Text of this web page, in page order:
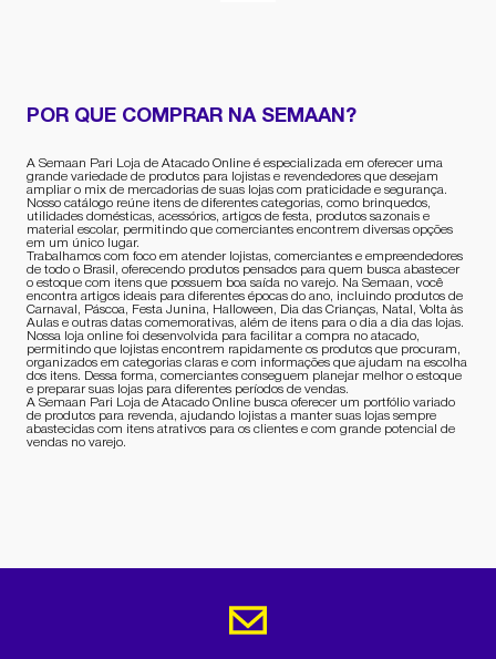
POR QUE COMPRAR NA SEMAAN?
A Semaan Pari Loja de Atacado Online é especializada em oferecer uma
grande variedade de produtos para lojistas e revendedores que desejam
ampliar o mix de mercadorias de suas lojas com praticidade e segurança.
Nosso catálogo reúne itens de diferentes categorias, como brinquedos,
utilidades domésticas, acessórios, artigos de festa, produtos sazonais e
material escolar, permitindo que comerciantes encontrem diversas opções
em um único lugar.
Trabalhamos com foco em atender lojistas, comerciantes e empreendedores
de todo o Brasil, oferecendo produtos pensados para quem busca abastecer
o estoque com itens que possuem boa saída no varejo. Na Semaan, você
encontra artigos ideais para diferentes épocas do ano, incluindo produtos de
Carnaval, Páscoa, Festa Junina, Halloween, Dia das Crianças, Natal, Volta às
Aulas e outras datas comemorativas, além de itens para o dia a dia das lojas.
Nossa loja online foi desenvolvida para facilitar a compra no atacado,
permitindo que lojistas encontrem rapidamente os produtos que procuram,
organizados em categorias claras e com informações que ajudam na escolha
dos itens. Dessa forma, comerciantes conseguem planejar melhor o estoque
e preparar suas lojas para diferentes períodos de vendas.
A Semaan Pari Loja de Atacado Online busca oferecer um portfólio variado
de produtos para revenda, ajudando lojistas a manter suas lojas sempre
abastecidas com itens atrativos para os clientes e com grande potencial de
vendas no varejo.